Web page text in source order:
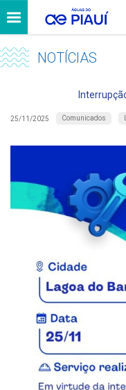
NOTÍCIAS
25/11/2025 Comunicados